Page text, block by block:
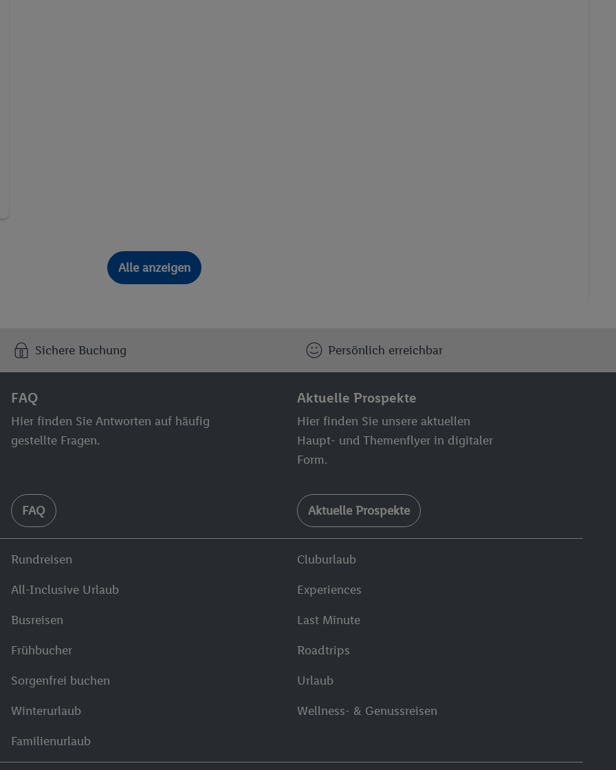
Alle anzeigen
Sichere Buchung Persönlich erreichbar
FAQ
Hier finden Sie Antworten auf häufig
gestellte Fragen.
FAQ
Aktuelle Prospekte
Hier finden Sie unsere aktuellen
Haupt- und Themenflyer in digitaler
Form.
Aktuelle Prospekte
Rundreisen
All-Inclusive Urlaub
Busreisen
Frühbucher
Sorgenfrei buchen
Winterurlaub
Familienurlaub
Cluburlaub
Experiences
Last Minute
Roadtrips
Urlaub
Wellness- & Genussreisen